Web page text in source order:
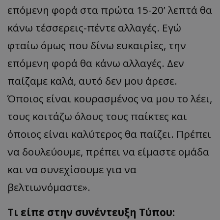
επόμενη φορά στα πρώτα 15-20’ λεπτά θα
κάνω τέσσερεις-πέντε αλλαγές. Εγώ
φταίω όμως που δίνω ευκαιρίες, την
επόμενη φορά θα κάνω αλλαγές. Δεν
παίζαμε καλά, αυτό δεν μου άρεσε.
Όποιος είναι κουρασμένος να μου το λέει,
τους κοιτάζω όλους τους παίκτες και
όποιος είναι καλύτερος θα παίζει. Πρέπει
να δουλεύουμε, πρέπει να είμαστε ομάδα
και να συνεχίσουμε για να
βελτιωνόμαστε».
Τι είπε στην συνέντευξη Τύπου: